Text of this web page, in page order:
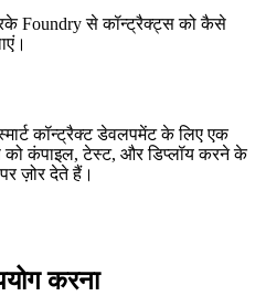
Foundry से कॉन्ट्रैक्ट्स को कैसे
कॉन्ट्रैक्ट डेवलपमेंट के लिए एक
को कंपाइल, टेस्ट, और डिप्लॉय करने के
ज़ोर देते हैं।
करना